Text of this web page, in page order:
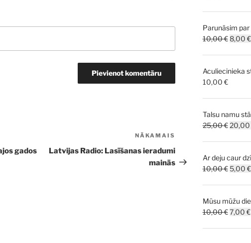
gados
ziņa
NĀKAMAIS
Latvijas Radio: Lasīšanas ieradumi
mainās
30,00
Parunāsim
10,00€ Original
10,00
8,00 €
Aculiecinieka
10,00€
Talsu namu
25,00€
25,00
20,00
Ar deju caur
10,00€ Original
10,00
5,00 €
Mūsu mūžu
10,00€ Original
7,00 €